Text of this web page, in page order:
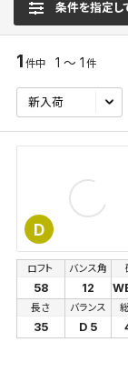
条件を指定し
1 件中 1 ～ 1 件
D
ロフト
58
バンス角
12
長さ
35
バランス
D 5